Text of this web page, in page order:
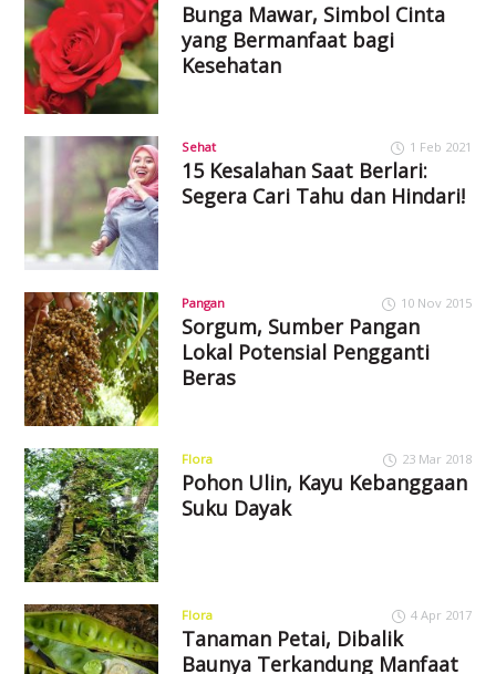
Bunga Mawar, Simbol Cinta
yang Bermanfaat bagi
Kesehatan
Sehat 1 Feb 2021
15 Kesalahan Saat Berlari:
Segera Cari Tahu dan Hindari!
Pangan 10 Nov 2015
Sorgum, Sumber Pangan
Lokal Potensial Pengganti
Beras
Flora 23 Mar 2018
Pohon Ulin, Kayu Kebanggaan
Suku Dayak
Flora 4 Apr 2017
Tanaman Petai, Dibalik
Baunya Terkandung Manfaat